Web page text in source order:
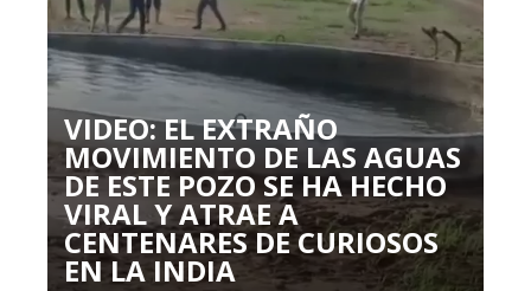
VIDEO: EL EXTRAÑO
MOVIMIENTO DE LAS AGUAS
DE ESTE POZO SE HA HECHO
VIRAL Y ATRAE A
CENTENARES DE CURIOSOS
EN LA INDIA